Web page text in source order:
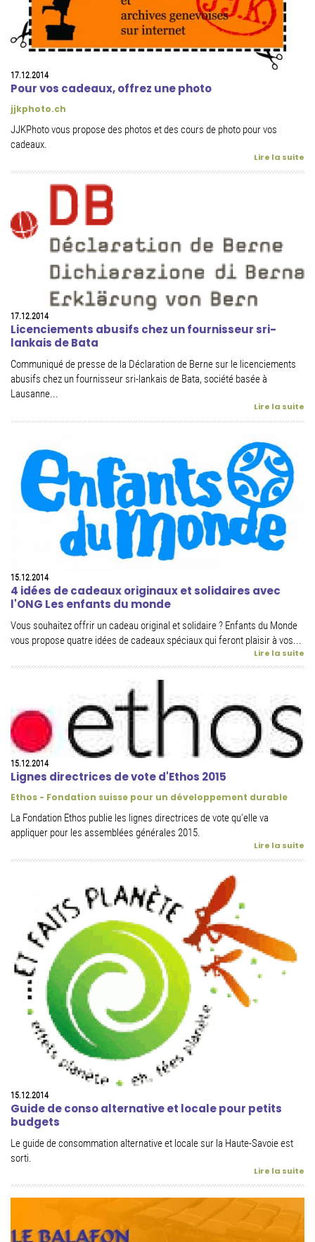
17.12.2014
Pour vos cadeaux, offrez une photo
jjkphoto.ch
JJKPhoto vous propose des photos et des cours de photo pour vos
cadeaux.
Lire la suite
17.12.2014
Licenciements abusifs chez un fournisseur sri-
lankais de Bata
Communiqué de presse de la Déclaration de Berne sur le licenciements
abusifs chez un fournisseur sri-lankais de Bata, société basée à
Lausanne...
Lire la suite
15.12.2014
4 idées de cadeaux originaux et solidaires avec
l'ONG Les enfants du monde
Vous souhaitez offrir un cadeau original et solidaire ? Enfants du Monde
vous propose quatre idées de cadeaux spéciaux qui feront plaisir à vos...
Lire la suite
15.12.2014
Lignes directrices de vote d'Ethos 2015
Ethos - Fondation suisse pour un développement durable
La Fondation Ethos publie les lignes directrices de vote qu'elle va
appliquer pour les assemblées générales 2015.
Lire la suite
15.12.2014
Guide de conso alternative et locale pour petits
budgets
Le guide de consommation alternative et locale sur la Haute-Savoie est
sorti.
Lire la suite